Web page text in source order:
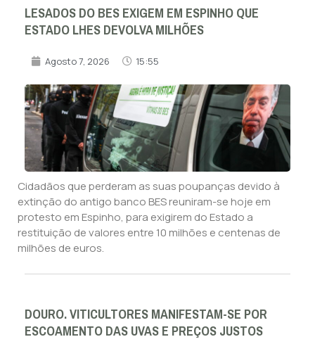
LESADOS DO BES EXIGEM EM ESPINHO QUE
ESTADO LHES DEVOLVA MILHÕES
Agosto 7, 2026 15:55
Cidadãos que perderam as suas poupanças devido à
extinção do antigo banco BES reuniram-se hoje em
protesto em Espinho, para exigirem do Estado a
restituição de valores entre 10 milhões e centenas de
milhões de euros.
DOURO. VITICULTORES MANIFESTAM-SE POR
ESCOAMENTO DAS UVAS E PREÇOS JUSTOS